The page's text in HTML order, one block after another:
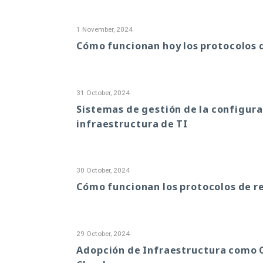
1 November, 2024
Cómo funcionan hoy los protocolos
31 October, 2024
Sistemas de gestión de la
infraestructura de TI
30 October, 2024
Cómo funcionan los protocolos de
29 October, 2024
Adopción de Infraestructura como